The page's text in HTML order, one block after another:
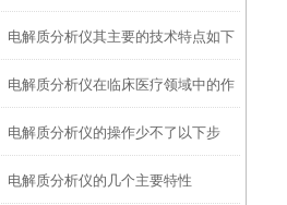
诀，早掌握少踩坑
电解质分析仪其主要的技术特点如下
电解质分析仪在临床医疗领域中的作
用
电解质分析仪的操作少不了以下步
骤！
电解质分析仪的几个主要特性